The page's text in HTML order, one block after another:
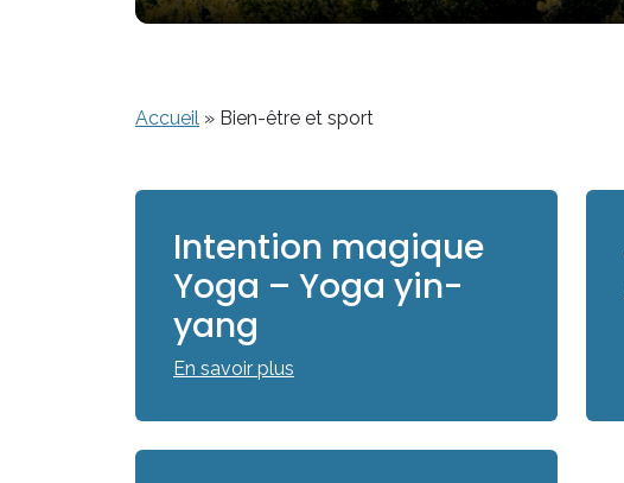
Accueil » Bien-être et sport
Intention magique
Yoga – Yoga yin-
yang
En savoir plus